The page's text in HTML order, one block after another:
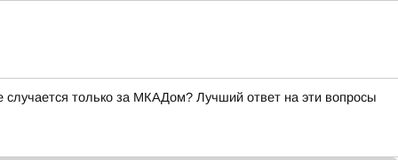
только за МКАДом? Лучший ответ на эти вопросы